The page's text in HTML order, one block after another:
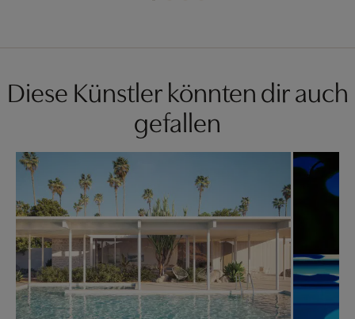
Diese Künstler könnten dir auch
gefallen